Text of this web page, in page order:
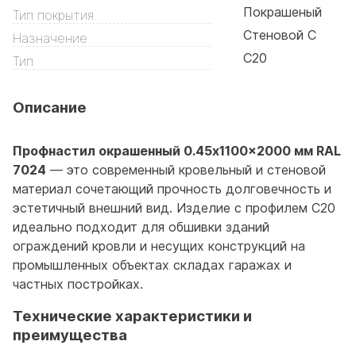
Тип покрытия
Покрашеный
Назначение
Стеновой С
Тип
C20
Описание
Профнастил окрашенный 0.45x1100x2000 мм RAL
7024 — это современный кровельный и стеновой
материал сочетающий прочность долговечность и
эстетичный внешний вид. Изделие с профилем С20
идеально подходит для обшивки зданий
ограждений кровли и несущих конструкций на
промышленных объектах складах гаражах и
частных постройках.
Технические характеристики и
преимущества